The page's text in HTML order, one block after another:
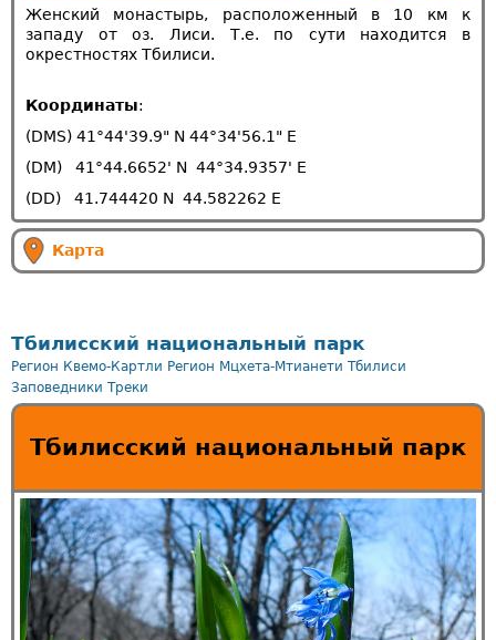
Женский монастырь, расположенный в 10 км к
западу от оз. Лиси. Т.е. по сути находится в
окрестностях Тбилиси.
Координаты:
(DMS) 41°44'39.9" N 44°34'56.1" E
(DM) 41°44.6652' N 44°34.9357' E
(DD) 41.744420 N 44.582262 E
Карта
Тбилисский национальный парк
Регион Квемо-Картли Регион Мцхета-Мтианети Тбилиси
Заповедники Треки
Тбилисский национальный парк